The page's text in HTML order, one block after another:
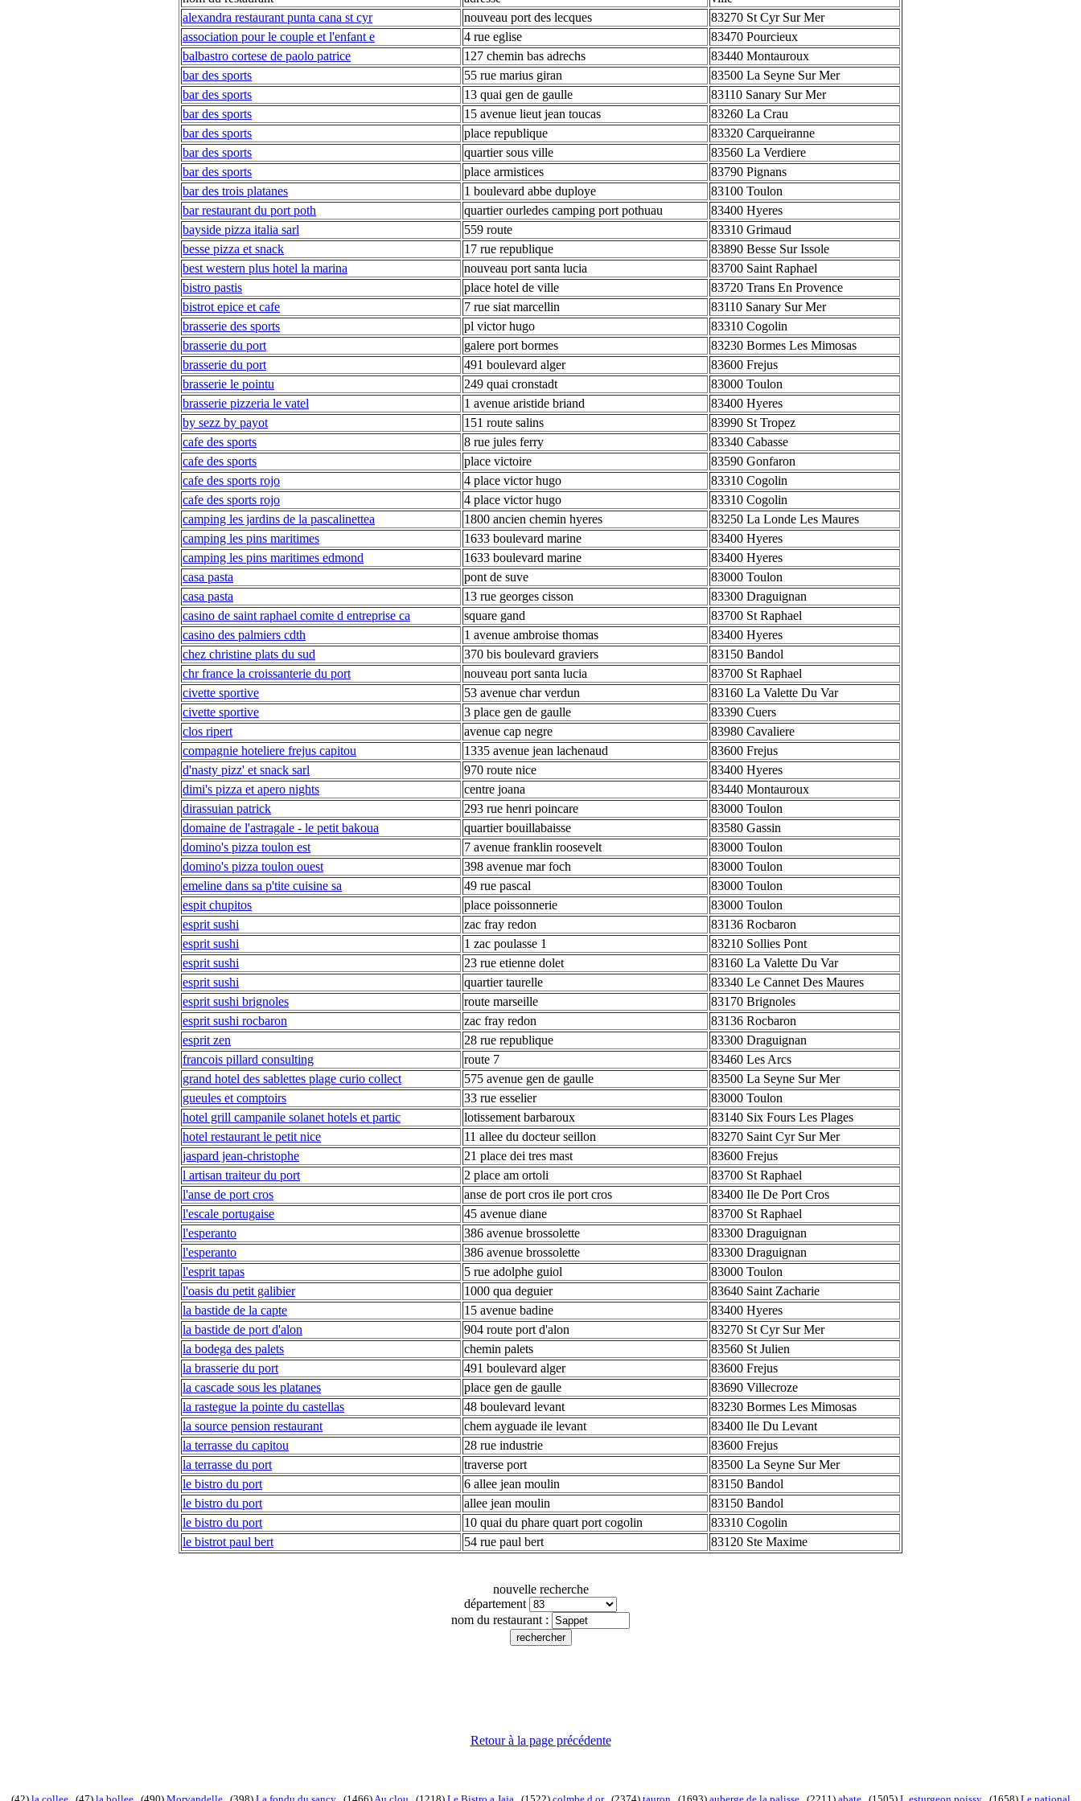
alexandra restaurant punta cana st cyr
nouveau port des lecques
83270 St Cyr Sur Mer
association pour le couple et l'enfant e
4 rue eglise
83470 Pourcieux
balbastro cortese de paolo patrice
127 chemin bas adrechs
83440 Montauroux
bar des sports
55 rue marius giran
83500 La Seyne Sur Mer
bar des sports
13 quai gen de gaulle
83110 Sanary Sur Mer
bar des sports
15 avenue lieut jean toucas
83260 La Crau
bar des sports
place republique
83320 Carqueiranne
bar des sports
quartier sous ville
83560 La Verdiere
bar des sports
place armistices
83790 Pignans
bar des trois platanes
1 boulevard abbe duploye
83100 Toulon
bar restaurant du port poth
quartier ourledes camping port pothuau
83400 Hyeres
bayside pizza italia sarl
559 route
83310 Grimaud
besse pizza et snack
17 rue republique
83890 Besse Sur Issole
best western plus hotel la marina
nouveau port santa lucia
83700 Saint Raphael
bistro pastis
place hotel de ville
83720 Trans En Provence
bistrot epice et cafe
7 rue siat marcellin
83110 Sanary Sur Mer
brasserie des sports
pl victor hugo
83310 Cogolin
brasserie du port
galere port bormes
83230 Bormes Les Mimosas
brasserie du port
491 boulevard alger
83600 Frejus
brasserie le pointu
249 quai cronstadt
83000 Toulon
brasserie pizzeria le vatel
1 avenue aristide briand
83400 Hyeres
by sezz by payot
151 route salins
83990 St Tropez
cafe des sports
8 rue jules ferry
83340 Cabasse
cafe des sports
place victoire
83590 Gonfaron
cafe des sports rojo
4 place victor hugo
83310 Cogolin
cafe des sports rojo
4 place victor hugo
83310 Cogolin
camping les jardins de la pascalinettea
1800 ancien chemin hyeres
83250 La Londe Les Maures
camping les pins maritimes
1633 boulevard marine
83400 Hyeres
camping les pins maritimes edmond
1633 boulevard marine
83400 Hyeres
casa pasta
pont de suve
83000 Toulon
casa pasta
13 rue georges cisson
83300 Draguignan
casino de saint raphael comite d entreprise ca
square gand
83700 St Raphael
casino des palmiers cdth
1 avenue ambroise thomas
83400 Hyeres
chez christine plats du sud
370 bis boulevard graviers
83150 Bandol
chr france la croissanterie du port
nouveau port santa lucia
83700 St Raphael
civette sportive
53 avenue char verdun
83160 La Valette Du Var
civette sportive
3 place gen de gaulle
83390 Cuers
clos ripert
avenue cap negre
83980 Cavaliere
compagnie hoteliere frejus capitou
1335 avenue jean lachenaud
83600 Frejus
d'nasty pizz' et snack sarl
970 route nice
83400 Hyeres
dimi's pizza et apero nights
centre joana
83440 Montauroux
dirassuian patrick
293 rue henri poincare
83000 Toulon
domaine de l'astragale - le petit bakoua
quartier bouillabaisse
83580 Gassin
domino's pizza toulon est
7 avenue franklin roosevelt
83000 Toulon
domino's pizza toulon ouest
398 avenue mar foch
83000 Toulon
emeline dans sa p'tite cuisine sa
49 rue pascal
83000 Toulon
espit chupitos
place poissonnerie
83000 Toulon
esprit sushi
zac fray redon
83136 Rocbaron
esprit sushi
1 zac poulasse 1
83210 Sollies Pont
esprit sushi
23 rue etienne dolet
83160 La Valette Du Var
esprit sushi
quartier taurelle
83340 Le Cannet Des Maures
esprit sushi brignoles
route marseille
83170 Brignoles
esprit sushi rocbaron
zac fray redon
83136 Rocbaron
esprit zen
28 rue republique
83300 Draguignan
francois pillard consulting
route 7
83460 Les Arcs
grand hotel des sablettes plage curio collect
575 avenue gen de gaulle
83500 La Seyne Sur Mer
gueules et comptoirs
33 rue esselier
83000 Toulon
hotel grill campanile solanet hotels et partic
lotissement barbaroux
83140 Six Fours Les Plages
hotel restaurant le petit nice
11 allee du docteur seillon
83270 Saint Cyr Sur Mer
jaspard jean-christophe
21 place dei tres mast
83600 Frejus
l artisan traiteur du port
2 place am ortoli
83700 St Raphael
l'anse de port cros
anse de port cros ile port cros
83400 Ile De Port Cros
l'escale portugaise
45 avenue diane
83700 St Raphael
l'esperanto
386 avenue brossolette
83300 Draguignan
l'esperanto
386 avenue brossolette
83300 Draguignan
l'esprit tapas
5 rue adolphe guiol
83000 Toulon
l'oasis du petit galibier
1000 qua deguier
83640 Saint Zacharie
la bastide de la capte
15 avenue badine
83400 Hyeres
la bastide de port d'alon
904 route port d'alon
83270 St Cyr Sur Mer
la bodega des palets
chemin palets
83560 St Julien
la brasserie du port
491 boulevard alger
83600 Frejus
la cascade sous les platanes
place gen de gaulle
83690 Villecroze
la rastegue la pointe du castellas
48 boulevard levant
83230 Bormes Les Mimosas
la source pension restaurant
chem ayguade ile levant
83400 Ile Du Levant
la terrasse du capitou
28 rue industrie
83600 Frejus
la terrasse du port
traverse port
83500 La Seyne Sur Mer
le bistro du port
6 allee jean moulin
83150 Bandol
le bistro du port
allee jean moulin
83150 Bandol
le bistro du port
10 quai du phare quart port cogolin
83310 Cogolin
le bistrot paul bert
54 rue paul bert 83120 Ste Maxime
nouvelle recherche
département
nom du restaurant :
Retour à la page précédente